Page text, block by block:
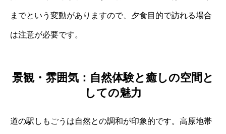
までという変動がありますので、夕食目的で訪れる場合
は注意が必要です。
景観・雰囲気：自然体験と癒しの空間と
しての魅力
道の駅しもごうは自然との調和が印象的です。高原地帯